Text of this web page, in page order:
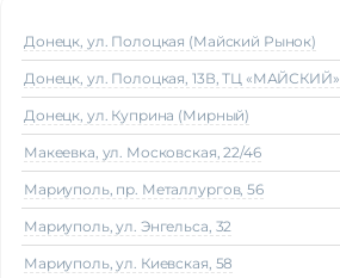
Донецк, ул. Полоцкая (Майский Рынок)
Донецк, ул. Полоцкая, 13В, ТЦ «МАЙСКИЙ»
Донецк, ул. Куприна (Мирный)
Макеeвка, ул. Московская, 22/46
Мариуполь, пр. Металлургов, 56
Мариуполь, ул. Энгельса, 32
Мариуполь, ул. Киевская, 58